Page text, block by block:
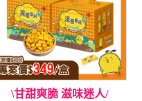
\甘甜爽脆 滋味迷人/